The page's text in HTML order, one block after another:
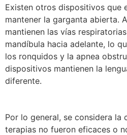
Existen otros dispositivos que
mantener la garganta abierta.
mantienen las vías
mandíbula hacia adelante, lo
los ronquidos y la apnea
dispositivos mantienen la
diferente.
Por lo general, se considera la
terapias no fueron eficaces o